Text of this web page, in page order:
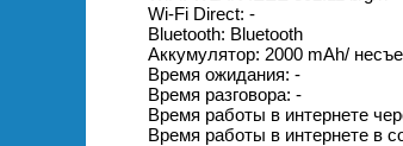
Wi-Fi Direct: -
Bluetooth: Bluetooth
Аккумулятор: 2000 mAh/
Время ожидания: -
Время разговора: -
Время работы в интернете
Время работы в интернете в